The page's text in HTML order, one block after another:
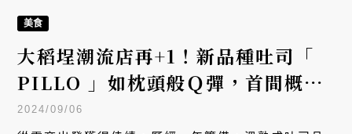
美食
大稻埕潮流店再+1！新品種吐司「
PILLO 」如枕頭般Ｑ彈，首間概念
店攜手「慢慢弄」推出聯名料理
2024/09/06